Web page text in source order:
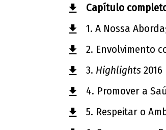
Capítulo
1. A Nossa
2. Envolvimento
3. Highlights2016
4. Promover a
5. Respeitar o